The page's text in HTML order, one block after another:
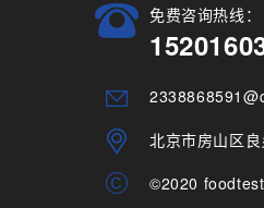
免费咨询热线：
北京市房山区
©2020